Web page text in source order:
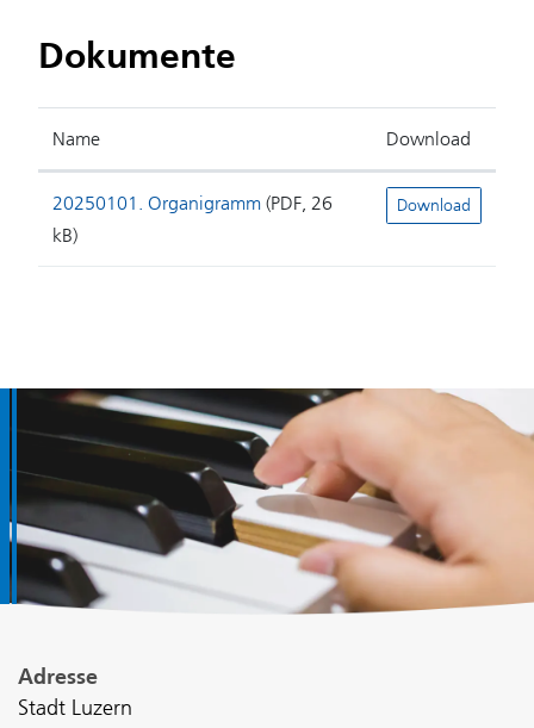
Dokumente
Name Download
20250101. Organigramm (PDF, 26
kB)
Download
Fusszeile
Adresse
Stadt Luzern